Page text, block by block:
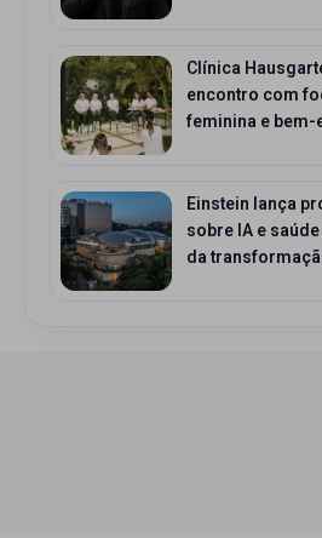
Clínica
encontro com
feminina e bem-
Einstein lança
sobre IA e
da